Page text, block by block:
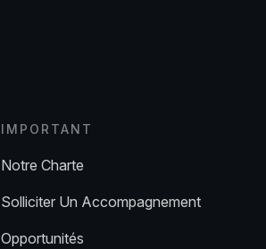
IMPORTANT
Notre Charte
Solliciter Un Accompagnement
Opportunités